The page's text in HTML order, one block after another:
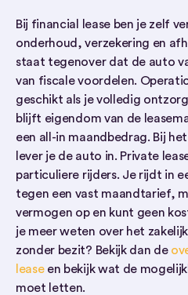
Bij financial lease ben je zelf
onderhoud, verzekering en
staat tegenover dat de auto
van fiscale voordelen.
geschikt als je volledig
blijft eigendom van de
een all-in maandbedrag. Bij
lever je de auto in. Private
particuliere rijders. Je rijdt in
tegen een vast maandtarief,
vermogen op en kunt geen
je meer weten over het
zonder bezit? Bekijk dan de
leaseen bekijk wat de
moet letten.